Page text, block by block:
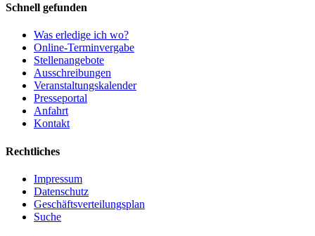
Schnell gefunden
Was erledige ich wo?
Online-Terminvergabe
Stellenangebote
Ausschreibungen
Veranstaltungskalender
Presseportal
Anfahrt
Kontakt
Rechtliches
Impressum
Datenschutz
Geschäftsverteilungsplan
Suche